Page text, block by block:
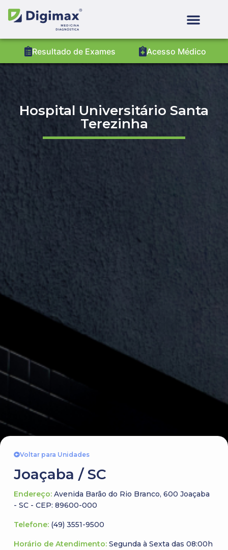
Resultado de Exames Acesso Médico
Hospital Universitário Santa
Terezinha
Voltar para Unidades
Joaçaba / SC
Endereço:Avenida Barão do Rio Branco, 600 Joaçaba
- SC - CEP: 89600-000
Telefone:(49) 3551-9500
Horário de Atendimento:Segunda à Sexta das 08:00h